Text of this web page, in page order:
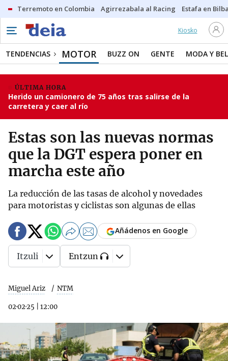
Terremoto en Colombia Agirrezabala al Racing Estafa en
Kiosko
TENDENCIAS MOTOR BUZZ ON GENTE MODA Y
ÚLTIMA HORA
Herido un camionero de 75 años tras salirse de la
carretera y caer al río
Estas son las nuevas normas
que la DGT espera poner en
marcha este año
La reducción de las tasas de alcohol y novedades
para motoristas y ciclistas son algunas de ellas
Miguel Ariz NTM
02·02·25 12:00
Añádenos en Google
Itzuli Entzun